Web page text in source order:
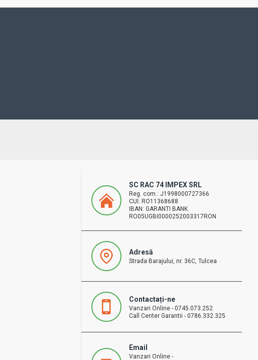
SC RAC 74 IMPEX SRL
Reg. com.: J1998000727366
CUI: RO11368688
IBAN: GARANTI BANK
RO05UGBI0000252003317RON
Adresă
Strada Barajului, nr. 36C, Tulcea
Contactați-ne
Vanzari Online - 0745.073.252
Call Center Garantii - 0786.332.325
Email
Vanzari Online -